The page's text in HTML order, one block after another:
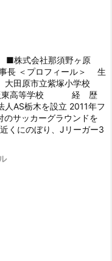
■株式会社那須野ヶ原
長 ＜プロフィール＞ 生
田原市立紫塚小学校
板東高等学校 経 歴
AS栃木を設立 2011年フ
のサッカーグラウンドを
くにのぼり、Jリーガー3